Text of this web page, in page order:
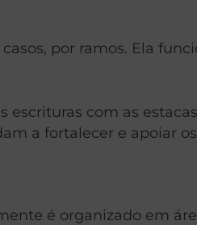
por ramos. Ela
escrituras com as
a fortalecer e apoiar
é organizado em